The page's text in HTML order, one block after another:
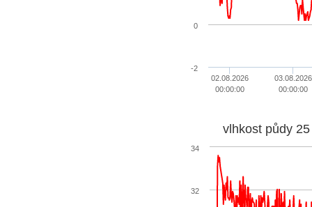
02.08.2026
00:00:00
03.08.2026
00:00:00
0
-2
vlhkost půdy
32
34